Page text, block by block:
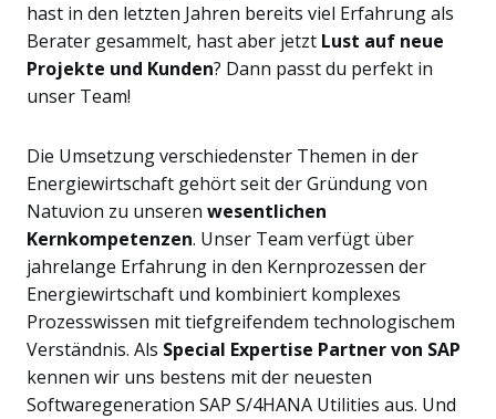
hast in den letzten Jahren bereits viel Erfahrung als
Berater gesammelt, hast aber jetzt Lust auf neue
Projekte und Kunden? Dann passt du perfekt in
unser Team!
Die Umsetzung verschiedenster Themen in der
Energiewirtschaft gehört seit der Gründung von
Natuvion zu unseren wesentlichen
Kernkompetenzen. Unser Team verfügt über
jahrelange Erfahrung in den Kernprozessen der
Energiewirtschaft und kombiniert komplexes
Prozesswissen mit tiefgreifendem technologischem
Verständnis. Als Special Expertise Partner von SAP
kennen wir uns bestens mit der neuesten
Softwaregeneration SAP S/4HANA Utilities aus. Und